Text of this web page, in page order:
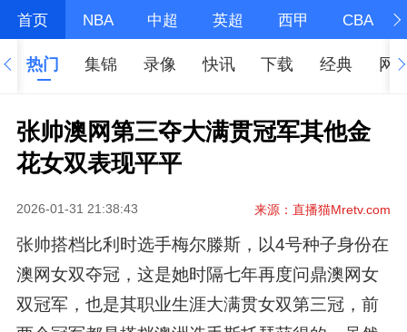
首页 NBA 中超 英超 西甲 CBA
热门 集锦 录像 快讯 下载 经典 网
张帅澳网第三夺大满贯冠军其他金
花女双表现平平
2026-01-31 21:38:43 来源：直播猫Mretv.com
张帅搭档比利时选手梅尔滕斯，以4号种子身份在
澳网女双夺冠，这是她时隔七年再度问鼎澳网女
双冠军，也是其职业生涯大满贯女双第三冠，前